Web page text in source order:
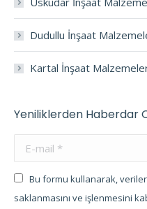
Dudullu İnşaat
Kartal İnşaat
Yeniliklerden Haberdar
E-mail *
Bu formu kullanarak,
saklanmasını ve işlenmesini